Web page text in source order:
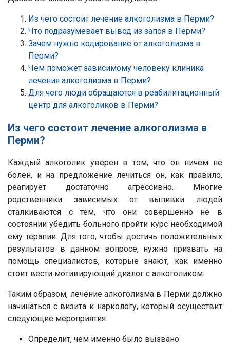
Из чего состоит лечение алкоголизма в Перми?
Что подразумевает вывод из запоя в Перми?
Зачем нужно кодирование от алкоголизма в
Перми?
Чем поможет зависимому человеку клиника
лечения алкоголизма в Перми?
Для чего люди обращаются в реабилитационный
центр для алкоголиков в Перми?
Из чего состоит лечение алкоголизма в
Перми?
Каждый алкоголик уверен в том, что он ничем не
болен, и на предложение лечиться он, как правило,
реагирует достаточно агрессивно. Многие
родственники зависимых от выпивки людей
сталкиваются с тем, что они совершенно не в
состоянии убедить больного пройти курс необходимой
ему терапии. Для того, чтобы достичь положительных
результатов в данном вопросе, нужно призвать на
помощь специалистов, которые знают, как именно
стоит вести мотивирующий диалог с алкоголиком.
Таким образом, лечение алкоголизма в Перми должно
начинаться с визита к наркологу, который осуществит
следующие мероприятия:
Определит, чем именно было вызвано